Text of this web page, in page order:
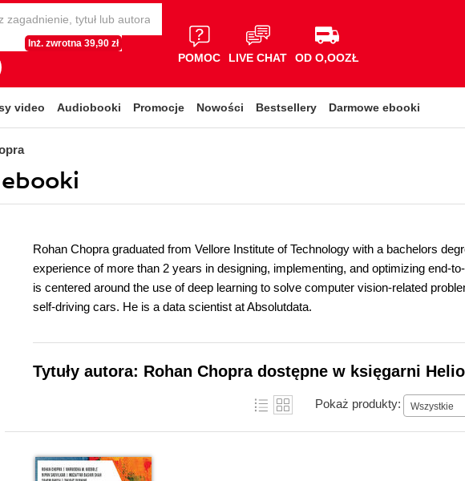
Inż. zwrotna 39,90 zł
POMOC LIVE CHAT OD O,OOZŁ
video Audiobooki Promocje Nowości Bestsellery Darmowe ebooki
Rohan Chopra graduated from Vellore Institute of Technology with a bachelors
experience of more than 2 years in designing, implementing, and optimizing end-
is centered around the use of deep learning to solve computer vision-related
self-driving cars. He is a data scientist at Absolutdata.
Tytuły autora: Rohan Chopra dostępne w księgarni
Pokaż produkty: Wszystkie